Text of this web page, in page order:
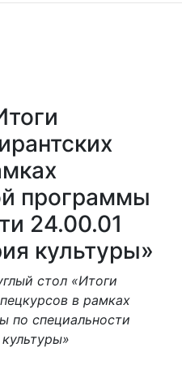
программы
24.00.01
культуры»
стол «Итоги
в рамках
по специальности